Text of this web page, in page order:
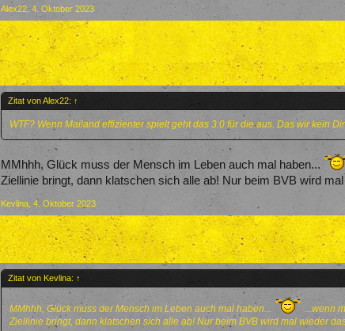
Alex22, 4. Oktober 2023
Zitat von Alex22: ↑
WTF? Wenn Mailand effizienter spielt geht das 3:0 für die aus. Das wir kein
MMhhh, Glück muss der Mensch im Leben auch mal haben...
Ziellinie bringt, dann klatschen sich alle ab! Nur beim BVB wird
Kevlina 4. Oktober 2023
Zitat von Kevlina: ↑
MMhhh, Glück muss der Mensch im Leben auch mal haben...
...wenn
Ziellinie bringt, dann klatschen sich alle ab! Nur beim BVB wird mal wieder